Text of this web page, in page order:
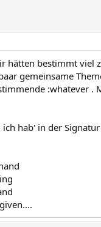
hätten bestimmt viel
gemeinsame
:whatever .
ich hab' in der